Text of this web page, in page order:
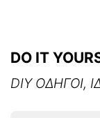
DO IT
DIY ΟΔΗΓΟΙ,